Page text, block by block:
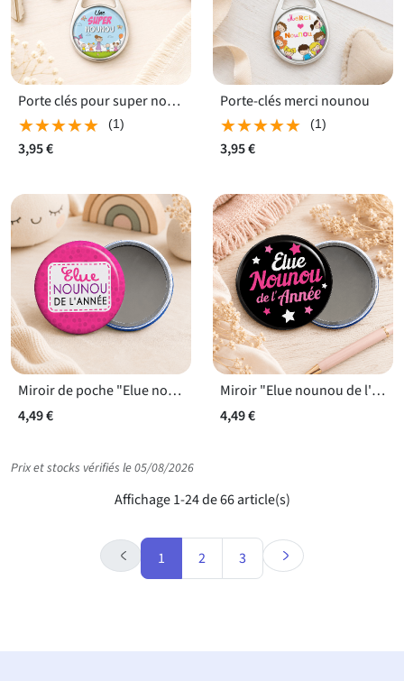
Porte clés pour super nounou
★★★★★
★★★★★ (1)
3,95 €
Porte-clés merci nounou
★★★★★
★★★★★ (1)
3,95 €
Miroir de poche "Elue nounou de l'année" rose
4,49 €
Miroir "Elue nounou de l'année" étoile
4,49 €
Prix et stocks vérifiés le 05/08/2026
Affichage 1-24 de 66 article(s)
1 2 3